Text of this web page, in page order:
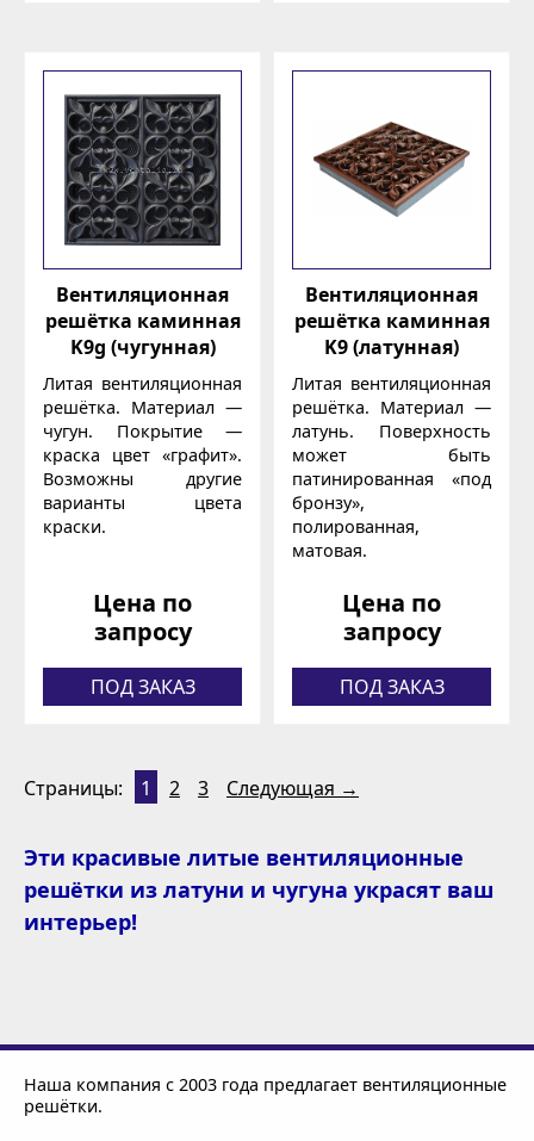
Вентиляционная
решётка каминная
K9g (чугунная)
Литая вентиляционная
решётка. Материал —
чугун. Покрытие —
краска цвет «графит».
Возможны другие
варианты цвета
краски.
Цена по
запросу
ПОД ЗАКАЗ
Вентиляционная
решётка каминная
K9 (латунная)
Литая вентиляционная
решётка. Материал —
латунь. Поверхность
может быть
патинированная «под
бронзу»,
полированная,
матовая.
Цена по
запросу
ПОД ЗАКАЗ
Страницы: 1 2 3 Следующая →
Эти красивые литые вентиляционные
решётки из латуни и чугуна украсят ваш
интерьер!
Наша компания с 2003 года предлагает вентиляционные
решётки.